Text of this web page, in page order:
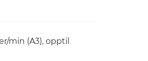
min (A3), opptil